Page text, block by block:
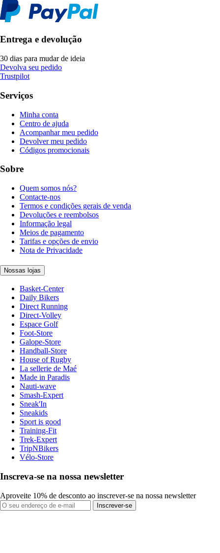
Entrega e devolução
30 dias para mudar de ideia
Devolva seu pedido
Trustpilot
Serviços
Minha conta
Centro de ajuda
Acompanhar meu pedido
Devolver meu pedido
Códigos promocionais
Sobre
Quem somos nós?
Contacte-nos
Termos e condições gerais de venda
Devoluções e reembolsos
Informação legal
Meios de pagamento
Tarifas e opções de envio
Nota de Privacidade
Nossas lojas
Basket-Center
Daily Bikers
Direct Running
Direct-Volley
Espace Golf
Foot-Store
Galope-Store
Handball-Store
House of Rugby
La sellerie de Maé
Made in Paradis
Nauti-wave
Smash-Expert
Sneak'In
Sneakids
Sport is good
Training-Fit
Trek-Expert
TripNBikers
Vélo-Store
Inscreva-se na nossa newsletter
Aproveite 10% de desconto ao inscrever-se na nossa newsletter
Inscrever-se